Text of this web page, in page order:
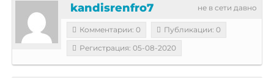
не в сети давно
kandisrenfro7
Комментарии: 0
Публикации: 0
Регистрация: 05-08-2020